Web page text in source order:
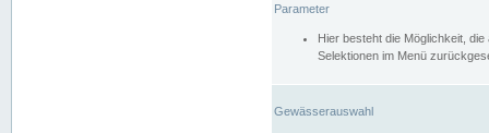
Parameter
Hier besteht die Möglichkeit,
Selektionen im Menü
Gewässerauswahl